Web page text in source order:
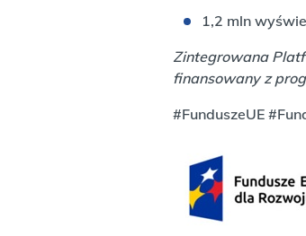
1,2 mln
Zintegrowana
finansowany z
#FunduszeUE